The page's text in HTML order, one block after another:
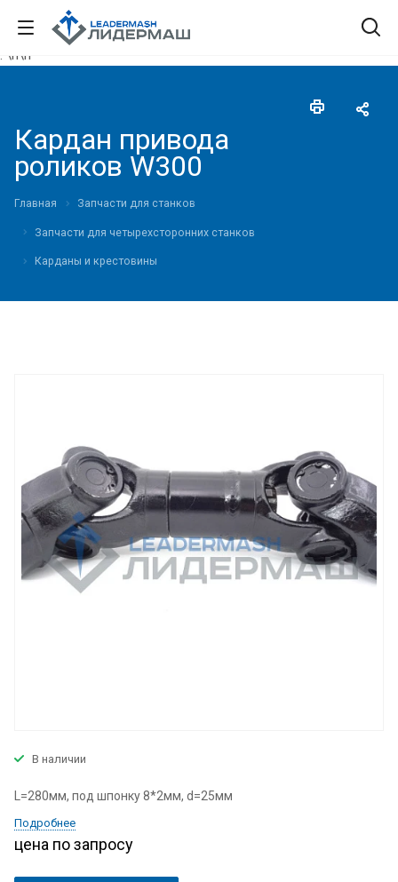
."\n \n"
Кардан привода
роликов W300
Главная Запчасти для станков
Запчасти для четырехсторонних станков
Карданы и крестовины
В наличии
L=280мм, под шпонку 8*2мм, d=25мм
Подробнее
цена по запросу